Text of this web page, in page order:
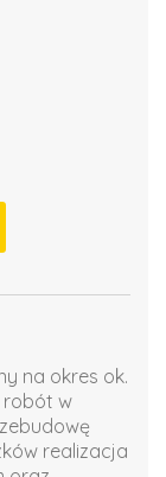
na okres ok.
robót w
realizacja